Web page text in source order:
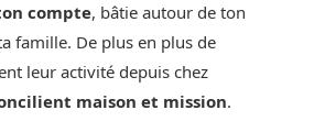
compte, bâtie autour de ton
famille. De plus en plus de
leur activité depuis chez
maison et mission.